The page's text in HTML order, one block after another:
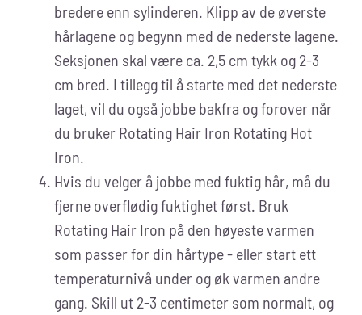
bredere enn sylinderen. Klipp av de øverste
hårlagene og begynn med de nederste lagene.
Seksjonen skal være ca. 2,5 cm tykk og 2-3
cm bred. I tillegg til å starte med det nederste
laget, vil du også jobbe bakfra og forover når
du bruker Rotating Hair Iron Rotating Hot
Iron.
Hvis du velger å jobbe med fuktig hår, må du
fjerne overflødig fuktighet først. Bruk
Rotating Hair Iron på den høyeste varmen
som passer for din hårtype - eller start ett
temperaturnivå under og øk varmen andre
gang. Skill ut 2-3 centimeter som normalt, og